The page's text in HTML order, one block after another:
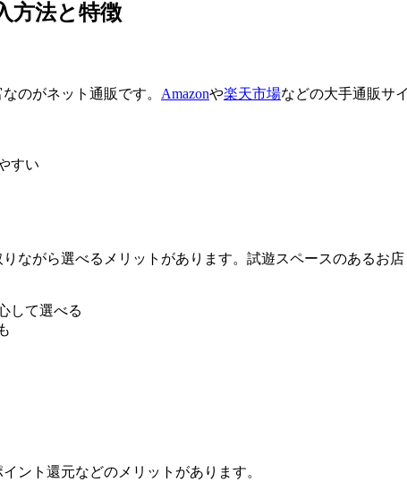
方法と特徴
のがネット通販です。 Amazonや楽天市場などの大手通販サ
すい
ながら選べるメリットがあります。試遊スペースのあるお
して選べる
ント還元などのメリットがあります。